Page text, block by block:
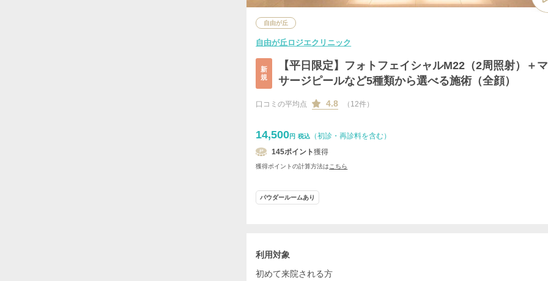
自由が丘
自由が丘ロジエクリニック
新
規
【平日限定】フォトフェイシャルM22（2周照射）＋
サージピールなど5種類から選べる施術（全顔）
口コミの平均点 4.8 （12件）
14,500円 税込
（初診・再診料を含む）
145ポイント獲得
獲得ポイントの計算方法はこちら
パウダールームあり
利用対象
初めて来院される方